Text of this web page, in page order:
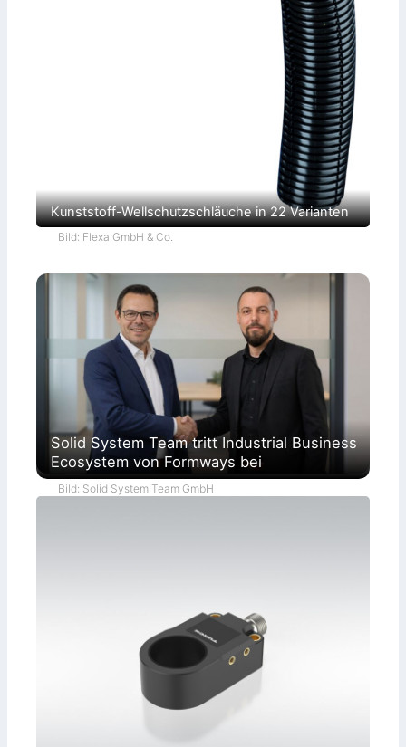
Kunststoff-Wellschutzschläuche in 22 Varianten
Bild: Flexa GmbH & Co.
Solid System Team tritt Industrial Business
Ecosystem von Formways bei
Bild: Solid System Team GmbH